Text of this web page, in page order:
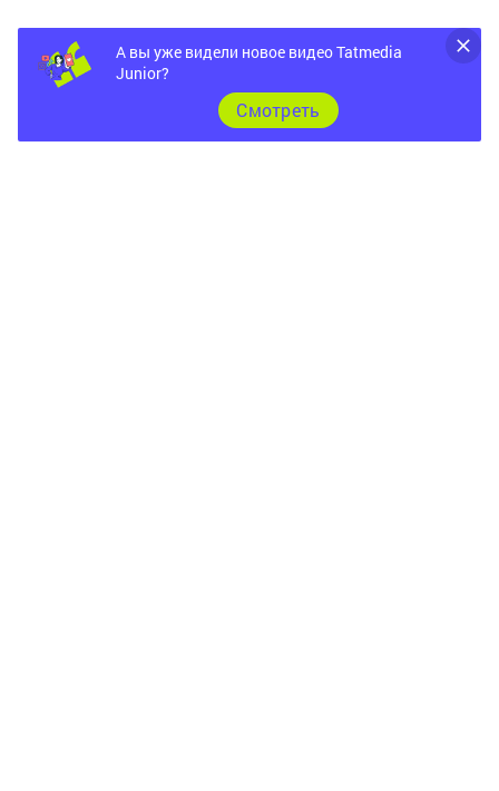
А вы уже видели новое видео Tatmedia
Junior?
Cмотреть